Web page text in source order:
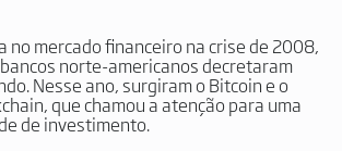
no mercado financeiro na crise de 2008,
norte-americanos decretaram
Nesse ano, surgiram o Bitcoin e o
que chamou a atenção para uma
de investimento.